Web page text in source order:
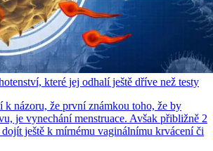
které jej odhalí ještě dříve než testy
k názoru, že první známkou toho, že by
je vynechání menstruace. Avšak přibližně 2
ještě k mírnému vaginálnímu krvácení či